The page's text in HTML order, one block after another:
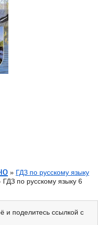
» ГДЗ по русскому языку
по русскому языку 6
и поделитесь ссылкой с